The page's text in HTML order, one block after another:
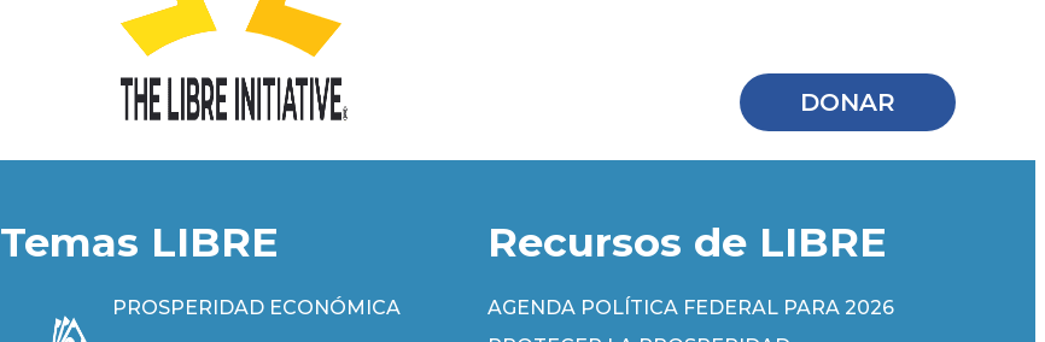
DONAR
Temas LIBRE
PROSPERIDAD ECONÓMICA
Recursos de LIBRE
AGENDA POLÍTICA FEDERAL PARA 2026